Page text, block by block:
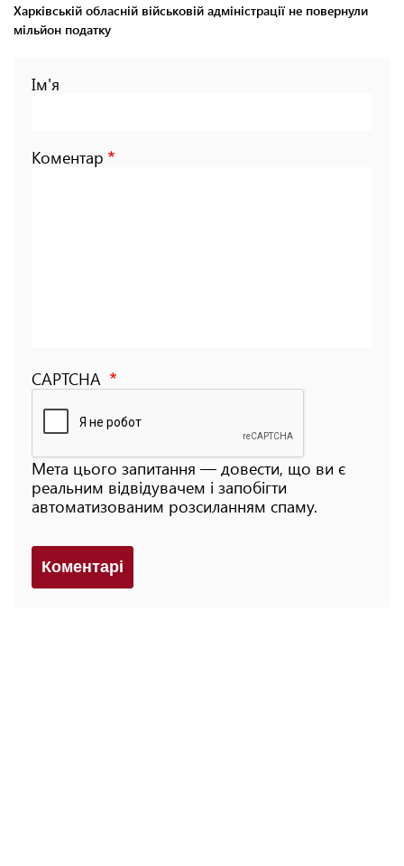
Харківській обласній військовій адміністрації не повернули
мільйон податку
Ім'я
Коментар
CAPTCHA
Мета цього запитання — довести, що ви є
реальним відвідувачем і запобігти
автоматизованим розсиланням спаму.
Коментарi